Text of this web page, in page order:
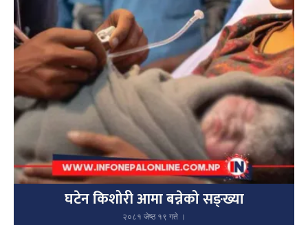
घटेन किशोरी आमा बन्नेको सङ्ख्या
२०८१ जेष्ठ १९ गते ।